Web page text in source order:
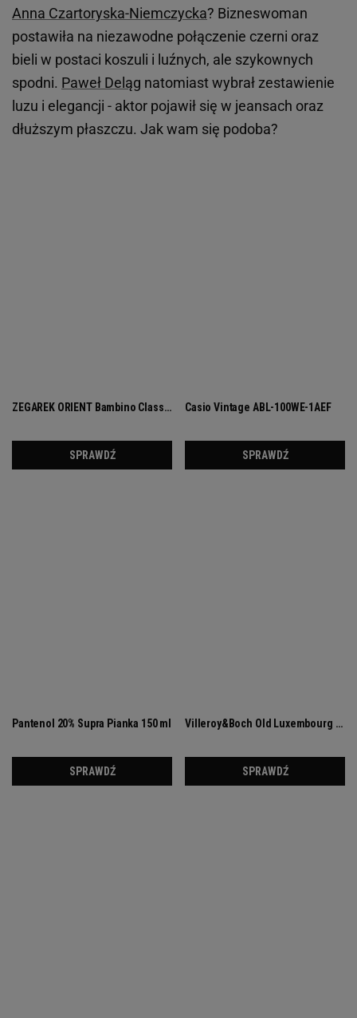
Anna Czartoryska-Niemczycka? Bizneswoman
postawiła na niezawodne połączenie czerni oraz
bieli w postaci koszuli i luźnych, ale szykownych
spodni. Paweł Deląg natomiast wybrał zestawienie
luzu i elegancji - aktor pojawił się w jeansach oraz
dłuższym płaszczu. Jak wam się podoba?